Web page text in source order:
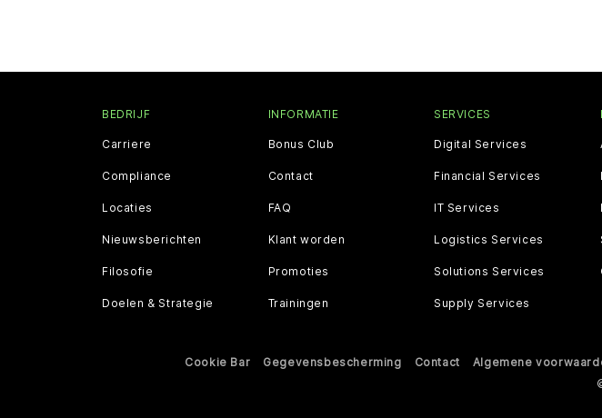
BEDRIJF
Carriere
Compliance
Locaties
Nieuwsberichten
Filosofie
Doelen & Strategie
INFORMATIE
Bonus Club
Contact
FAQ
Klant worden
Promoties
Trainingen
SERVICES
Digital Services
Financial Services
IT Services
Logistics Services
Solutions Services
Supply Services
Cookie Bar Gegevensbescherming Contact Algemene